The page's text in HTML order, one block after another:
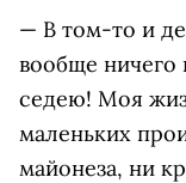
— В том-то и
вообще ничего
седею! Моя
маленьких
майонеза, ни